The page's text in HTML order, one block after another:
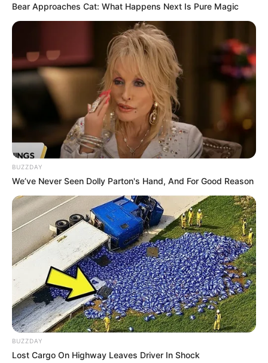
erreichbaren Kleinstadt gibt es eine sehr
gut erhaltene mittelalterliche Altstadt zu
sehen, mit historischen Stadttoren, Wassermühlen und
einer als Wenzelschloss bezeichneten Wasserburg.
Industriemuseum Lauf an der Pegnitz
Das aus einer Wassermühle mit
Hammerwerk und einer Ventilfabrik
hervorgegangene Industriemuseum ist ein
Zeugnis der industriellen Entwicklung zwischen 1890 und
1960. Zu sehen sind außerdem mehrere alte
1950er und 1960er Jahre.
Nürnberg
In der Stadt, die im Mittelalter zu den
größten des Reiches gehörte, gibt es viele
historische Denkmäler zu bewundern,
unter denen die Kaiserburg, die Stadtmauer und die
Stadtviertel an der Pegnitz besonders sehenswert sind.
Beliebt sind Besichtigungen derfränkischen Stadtmit
einem vorhergebuchten Reiseführer.
Stadtmauer in Nürnberg
Bear Approaches Cat: What Happens Next Is Pure Magic
BUZZDAY
We’ve Never Seen Dolly Parton's Hand, And For Good Reason
BUZZDAY
Lost Cargo On Highway Leaves Driver In Shock